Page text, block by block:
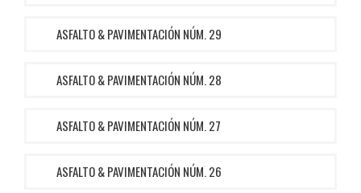
ASFALTO & PAVIMENTACIÓN NÚM. 29
ASFALTO & PAVIMENTACIÓN NÚM. 28
ASFALTO & PAVIMENTACIÓN NÚM. 27
ASFALTO & PAVIMENTACIÓN NÚM. 26